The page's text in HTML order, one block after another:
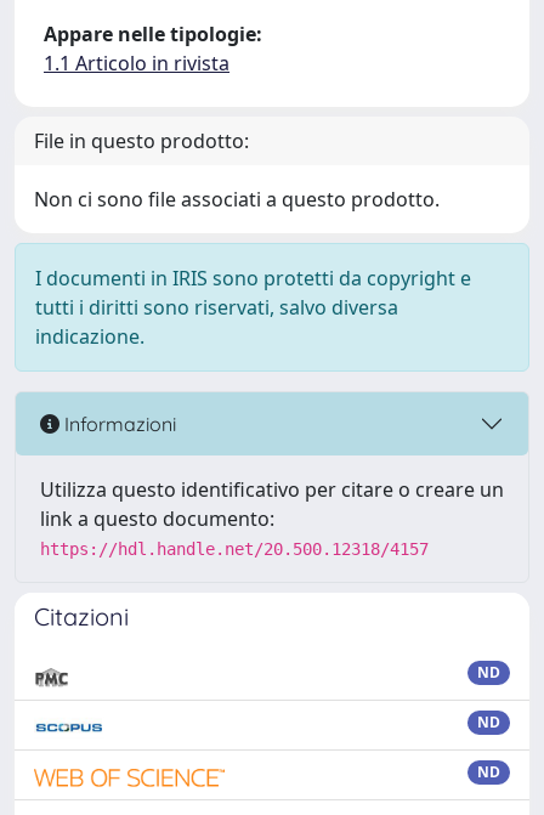
Appare nelle tipologie:
1.1 Articolo in rivista
File in questo prodotto:
Non ci sono file associati a questo prodotto.
I documenti in IRIS sono protetti da copyright e
tutti i diritti sono riservati, salvo diversa
indicazione.
Informazioni
Utilizza questo identificativo per citare o creare un
link a questo documento:
https://hdl.handle.net/20.500.12318/4157
Citazioni
ND
ND
ND